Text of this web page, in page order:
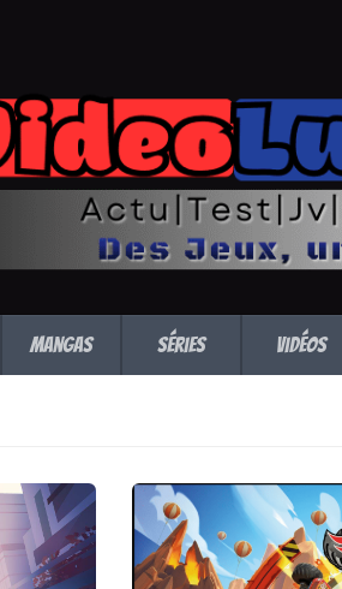
Mangas Séries Vidéos